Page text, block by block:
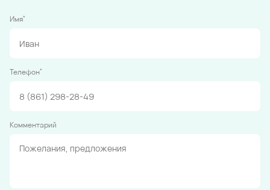
Имя*
Телефон*
Комментарий